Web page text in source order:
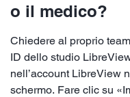
o il medico?
Chiedere al proprio
ID dello studio
nell’account LibreView
schermo. Fare clic su